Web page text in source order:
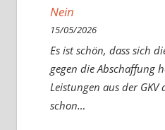
Nein
15/05/2026
Es ist schön, dass sich
gegen die Abschaffung
Leistungen aus der
schon…